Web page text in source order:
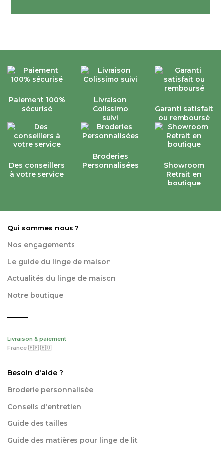
Paiement 100%
sécurisé
Livraison
Colissimo
suivi
Garanti satisfait
ou remboursé
Des conseillers
à votre service
Broderies
Personnalisées
Showroom
Retrait en
boutique
Qui sommes nous ?
Nos engagements
Le guide du linge de maison
Actualités du linge de maison
Notre boutique
Livraison & paiement
France 🇫🇷 🇪🇺
Besoin d'aide ?
Broderie personnalisée
Conseils d'entretien
Guide des tailles
Guide des matières pour linge de lit